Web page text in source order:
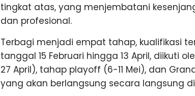
tingkat atas, yang menjembatani
dan profesional.
Terbagi menjadi empat tahap, kualifikasi
tanggal 15 Februari hingga 13 April, diikuti
27 April), tahap playoff (6-11 Mei), dan
yang akan berlangsung secara langsung